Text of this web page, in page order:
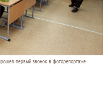
первый звонок в фоторепортаже